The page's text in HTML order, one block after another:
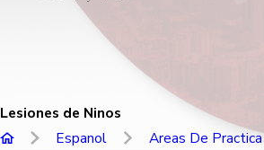
Lesiones de Ninos
Espanol
Areas De Practica